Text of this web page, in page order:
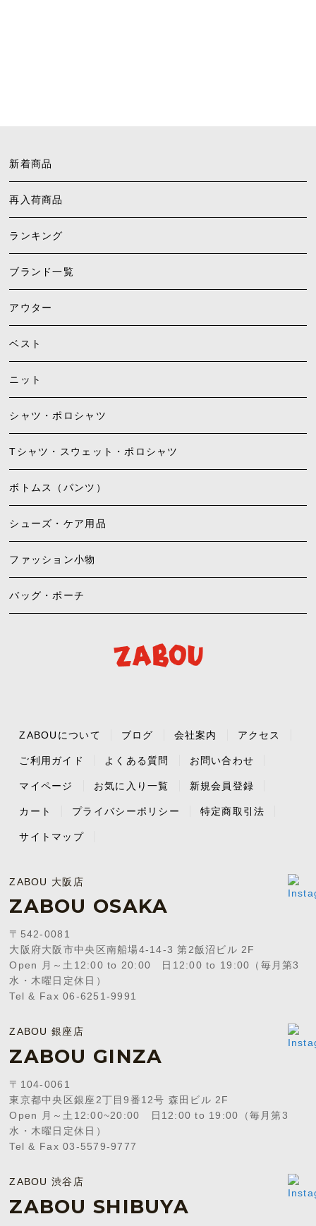
新着商品
再入荷商品
ランキング
ブランド一覧
アウター
ベスト
ニット
シャツ・ポロシャツ
Tシャツ・スウェット・ポロシャツ
ボトムス（パンツ）
シューズ・ケア用品
ファッション小物
バッグ・ポーチ
ZABOUについて ブログ 会社案内 アクセス
ご利用ガイド よくある質問 お問い合わせ
マイページ お気に入り一覧 新規会員登録
カート プライバシーポリシー 特定商取引法
サイトマップ
ZABOU 大阪店
ZABOU OSAKA
〒542-0081
大阪府大阪市中央区南船場4-14-3 第2飯沼ビル 2F
Open 月～土12:00 to 20:00 日12:00 to 19:00（毎月第3
水・木曜日定休日）
Tel & Fax 06-6251-9991
ZABOU 銀座店
ZABOU GINZA
〒104-0061
東京都中央区銀座2丁目9番12号 森田ビル 2F
Open 月～土12:00~20:00 日12:00 to 19:00（毎月第3
水・木曜日定休日）
Tel & Fax 03-5579-9777
ZABOU 渋谷店
ZABOU SHIBUYA